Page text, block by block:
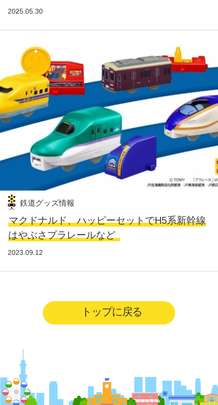
2025.05.30
鉄道グッズ情報
マクドナルド、ハッピーセットでH5系新幹線
はやぶさプラレールなど
2023.09.12
トップに戻る